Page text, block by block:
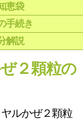
恵袋
手続き
解説
２顆粒の
ルかぜ２顆粒